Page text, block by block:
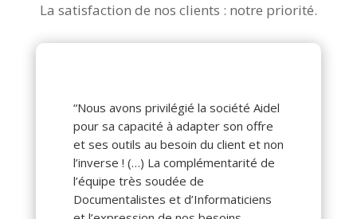
La satisfaction de nos clients : notre priorité.
“Nous avons privilégié la société Aidel
pour sa capacité à adapter son offre
et ses outils au besoin du client et non
l’inverse ! (…) La complémentarité de
l’équipe très soudée de
Documentalistes et d’Informaticiens